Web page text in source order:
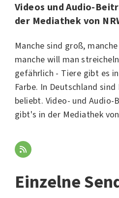
Videos und Audio-
der Mediathek von
Manche sind groß,
manche will man
gefährlich - Tiere gibt es
Farbe. In Deutschland
beliebt. Video- und Audio-
gibt's in der Mediathek
Einzelne